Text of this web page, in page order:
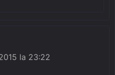
la 23:22